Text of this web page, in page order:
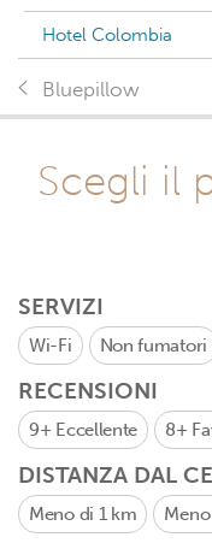
Hotel Colombia
Bluepillow
Scegli il
SERVIZI
Wi-Fi Non fumatori
RECENSIONI
9+ Eccellente 8+
DISTANZA DAL
Meno di 1 km